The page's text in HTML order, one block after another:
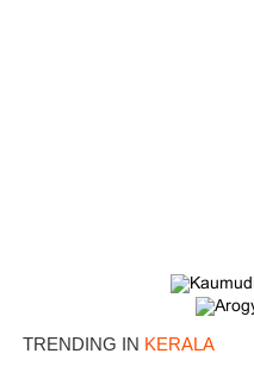
TRENDING IN KERALA